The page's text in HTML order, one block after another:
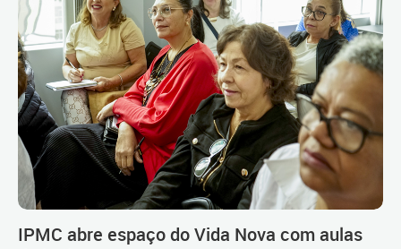
IPMC abre espaço do Vida Nova com aulas